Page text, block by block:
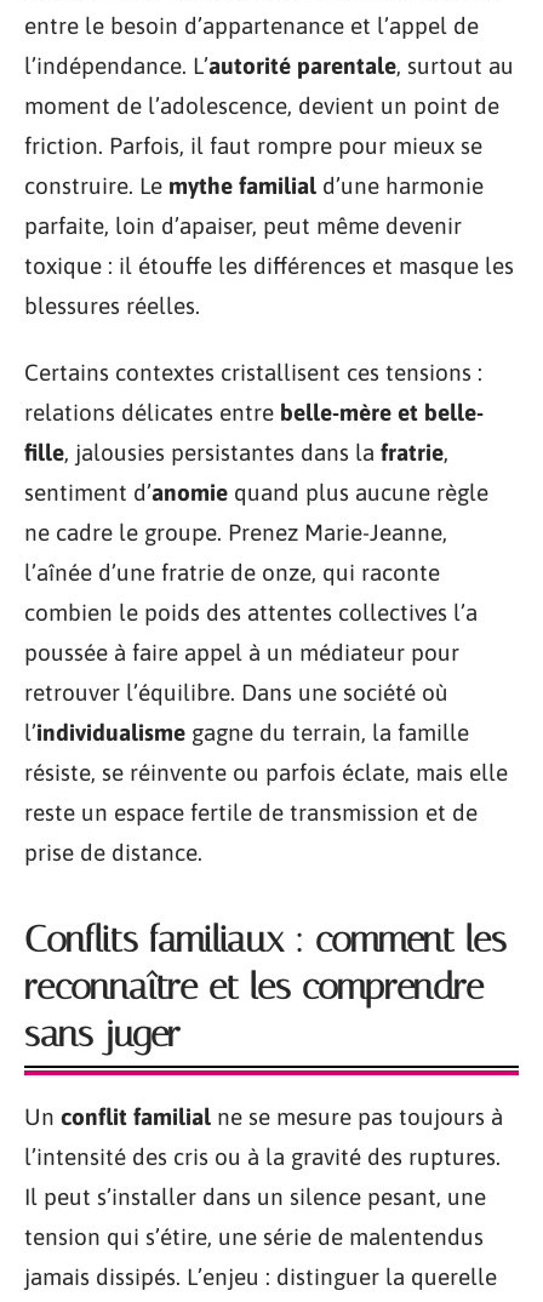
entre le besoin d’appartenance et l’appel de
l’indépendance. L’autorité parentale, surtout au
moment de l’adolescence, devient un point de
friction. Parfois, il faut rompre pour mieux se
construire. Le mythe familial d’une harmonie
parfaite, loin d’apaiser, peut même devenir
toxique : il étouffe les différences et masque les
blessures réelles.
Certains contextes cristallisent ces tensions :
relations délicates entre belle-mère et belle-
fille, jalousies persistantes dans la fratrie,
sentiment d’anomie quand plus aucune règle
ne cadre le groupe. Prenez Marie-Jeanne,
l’aînée d’une fratrie de onze, qui raconte
combien le poids des attentes collectives l’a
poussée à faire appel à un médiateur pour
retrouver l’équilibre. Dans une société où
l’individualisme gagne du terrain, la famille
résiste, se réinvente ou parfois éclate, mais elle
reste un espace fertile de transmission et de
prise de distance.
Conflits familiaux : comment les
reconnaître et les comprendre
sans juger
Un conflit familial ne se mesure pas toujours à
l’intensité des cris ou à la gravité des ruptures.
Il peut s’installer dans un silence pesant, une
tension qui s’étire, une série de malentendus
jamais dissipés. L’enjeu : distinguer la querelle